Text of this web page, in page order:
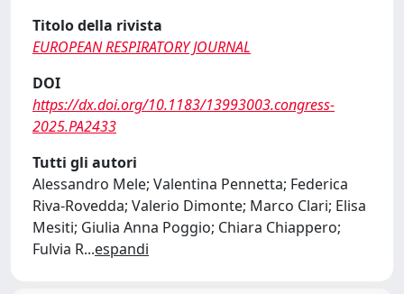
Titolo della rivista
EUROPEAN RESPIRATORY JOURNAL
DOI
https://dx.doi.org/10.1183/13993003.congress-
2025.PA2433
Tutti gli autori
Alessandro Mele; Valentina Pennetta; Federica
Riva-Rovedda; Valerio Dimonte; Marco Clari; Elisa
Mesiti; Giulia Anna Poggio; Chiara Chiappero;
Fulvia R...espandi